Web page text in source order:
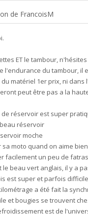
de FrancoisM
ET le tambour,
l'endurance du tambour,
matériel 1er prix, ni
peut être pas a la
réservoir est super
réservoir
moche
moto quand on aime bien
facilement un peu de
le beau vert anglais, il y a
est super et parfois
a été fait la
et bougies se trouvent
est de